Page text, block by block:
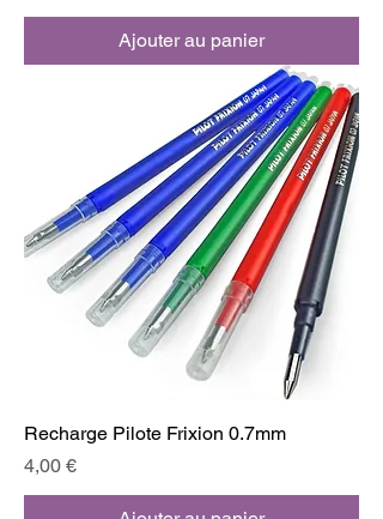
Ajouter au panier
Recharge Pilote Frixion 0.7mm
Prix
4,00 €